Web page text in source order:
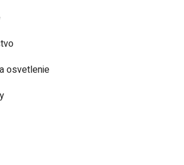
osvetlenie